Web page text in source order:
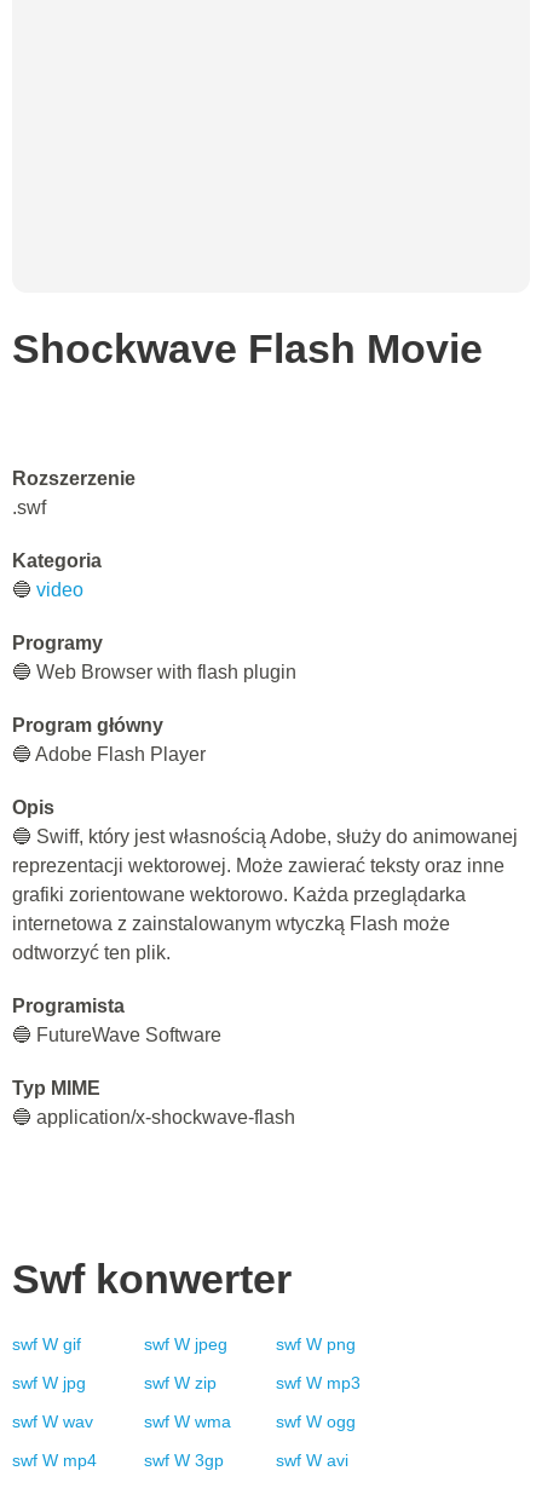
Shockwave Flash Movie
Rozszerzenie
.swf
Kategoria
🔵 video
Programy
🔵 Web Browser with flash plugin
Program główny
🔵 Adobe Flash Player
Opis
🔵 Swiff, który jest własnością Adobe, służy do animowanej
reprezentacji wektorowej. Może zawierać teksty oraz inne
grafiki zorientowane wektorowo. Każda przeglądarka
internetowa z zainstalowanym wtyczką Flash może
odtworzyć ten plik.
Programista
🔵 FutureWave Software
Typ MIME
🔵 application/x-shockwave-flash
Swf konwerter
swf W gif swf W jpeg swf W png
swf W jpg swf W zip swf W mp3
swf W wav swf W wma swf W ogg
swf W mp4 swf W 3gp swf W avi